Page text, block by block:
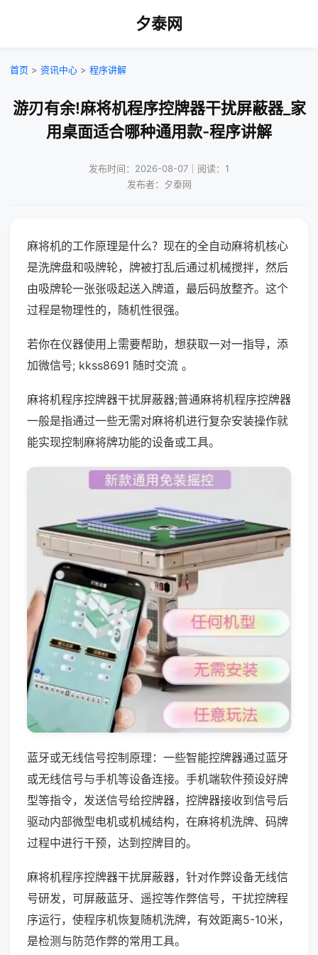
夕泰网
首页 > 资讯中心 > 程序讲解
游刃有余!麻将机程序控牌器干扰屏蔽器_家
用桌面适合哪种通用款-程序讲解
发布时间：2026-08-07｜阅读：1
发布者：夕泰网
麻将机的工作原理是什么？现在的全自动麻将机核心
是洗牌盘和吸牌轮，牌被打乱后通过机械搅拌，然后
由吸牌轮一张张吸起送入牌道，最后码放整齐。这个
过程是物理性的，随机性很强。
若你在仪器使用上需要帮助，想获取一对一指导，添
加微信号; kkss8691 随时交流 。
麻将机程序控牌器干扰屏蔽器;普通麻将机程序控牌器
一般是指通过一些无需对麻将机进行复杂安装操作就
能实现控制麻将牌功能的设备或工具。
蓝牙或无线信号控制原理：一些智能控牌器通过蓝牙
或无线信号与手机等设备连接。手机端软件预设好牌
型等指令，发送信号给控牌器，控牌器接收到信号后
驱动内部微型电机或机械结构，在麻将机洗牌、码牌
过程中进行干预，达到控牌目的。
麻将机程序控牌器干扰屏蔽器，针对作弊设备无线信
号研发，可屏蔽蓝牙、遥控等作弊信号，干扰控牌程
序运行，使程序机恢复随机洗牌，有效距离5-10米，
是检测与防范作弊的常用工具。